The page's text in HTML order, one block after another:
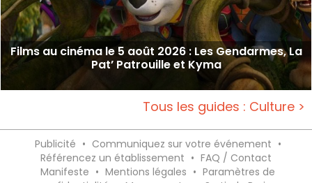
Films au cinéma le 5 août 2026 : Les Gendarmes, La
Pat’ Patrouille et Kyma
Tous les guides : Culture >
Publicité • Communiquez sur votre événement •
Référencez un établissement • FAQ / Contact
Manifeste • Mentions légales • Paramètres de